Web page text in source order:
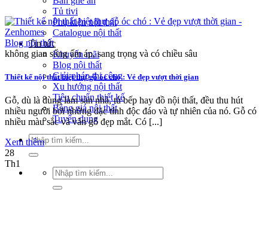
Tủ tivi
Phụ kiện nội thất
Catalogue nội thất
Tin tức
Khuyến mãi
Blog nội thất
Giải pháp thi công
Xu hướng nội thất
Tiêu chuẩn thiết kế
Bảng giá nội thất
Tuyển dụng
Tìm
kiếm:
Tìm
kiếm:
Blog nội thất
không gian sống ấm áp, sang trọng và có chiều sâu
Thiết kế nội thất biệt thự gỗ óc chó : Vẻ đẹp vượt thời gian
Gỗ, dù là dùng làm sàn nhà, tủ bếp hay đồ nội thất, đều thu hút
nhiều người bởi những đặc tính độc đáo và tự nhiên của nó. Gỗ có
nhiều màu sắc và vân gỗ đẹp mắt. Có [...]
Xem thêm
28
Th1